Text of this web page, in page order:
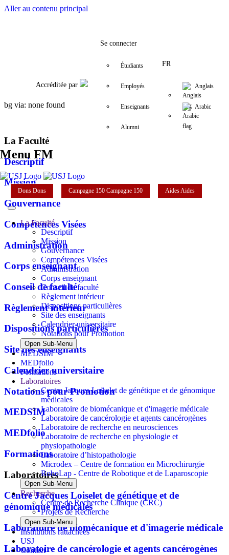
Aller au contenu principal
FacebookTwitter
Accréditée par
Se connecter
Étudiants
Employés
Enseignants
Alumni
FR
Anglais
Arabic
Menu FM
Dons Dons Campagne 150 Campagne 150 AidesAides
La Faculté
Descriptif
Mission
Gouvernance
Compétences Visées
Administration
Corps enseignant
Conseil de faculté
Règlement intérieur
Dispositions particulières
Site des enseignants
Calendrier universitaire
Notations pour Promotion
Open Sub-Menu
MEDSIM
MEDfolio
Formations
Laboratoires
Centre Jacques Loiselet de génétique et de génomique
médicales
Laboratoire de biomécanique et d'imagerie médicale
Laboratoire de cancérologie et agents cancérogènes
Laboratoire de recherche en neurosciences
Laboratoire de recherche en physiologie et
physiopathologie
Laboratoire d’histopathologie
Microdex – Centre de formation en Microchirurgie
RoboLap - Centre de Robotique et de Laparoscopie
Open Sub-Menu
Recherche
Centre de Recherche Clinique (CRC)
Projets de Recherche
Open Sub-Menu
Institutions rattachées
USJ
Contact
bg via: none found
La Faculté
Descriptif
Mission
Gouvernance
Compétences Visées
Administration
Corps enseignant
Conseil de faculté
Règlement intérieur
Dispositions particulières
Site des enseignants
Calendrier universitaire
Notations pour Promotion
MEDSIM
MEDfolio
Formations
Laboratoires
Centre Jacques Loiselet de génétique et de
génomique médicales
Laboratoire de biomécanique et d'imagerie médicale
Laboratoire de cancérologie et agents cancérogènes